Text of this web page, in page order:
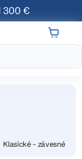
300 €
Klasické - závesné